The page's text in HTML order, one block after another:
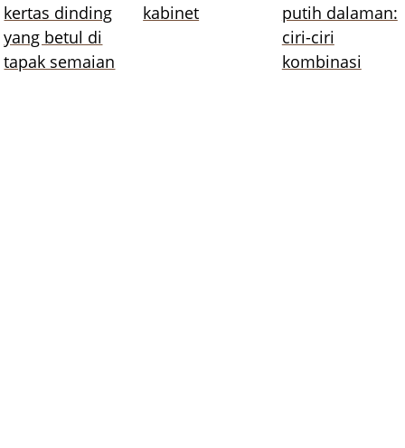
kertas dinding
yang betul di
tapak semaian
kabinet
putih dalaman:
ciri-ciri
kombinasi